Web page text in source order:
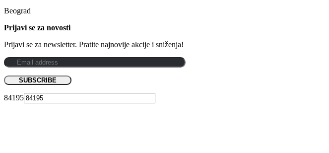
Beograd
Prijavi se za novosti
Prijavi se za newsletter. Pratite najnovije akcije i sniženja!
84195